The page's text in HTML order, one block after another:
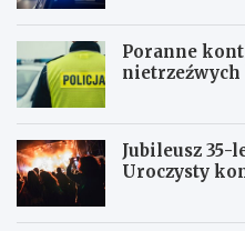
Poranne
Jubileusz 35-
Uroczysty